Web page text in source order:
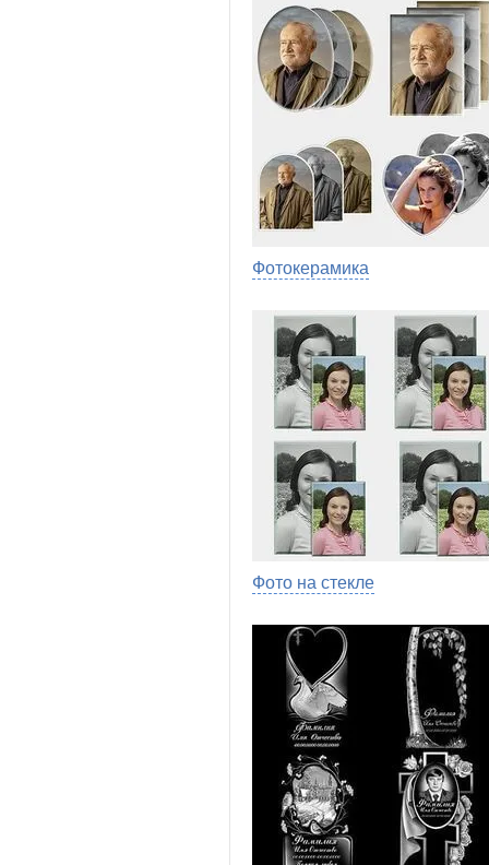
Фотокерамика
Фото на стекле